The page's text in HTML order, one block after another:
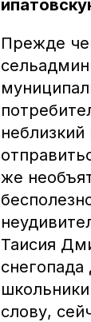
Прежде
же
Таисия
слову,